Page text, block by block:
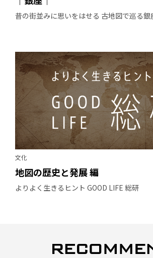
昔の街並みに思いをはせる 古地図で巡る銀
文化
地図の歴史と発展 編
よりよく生きるヒント GOOD LIFE 総研